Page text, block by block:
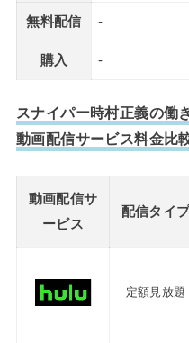
無料配信 -
購入 -
スナイパー時村正義の働
動画配信サービス料金比
動画配信サ
ービス
配信タイ
定額見放題